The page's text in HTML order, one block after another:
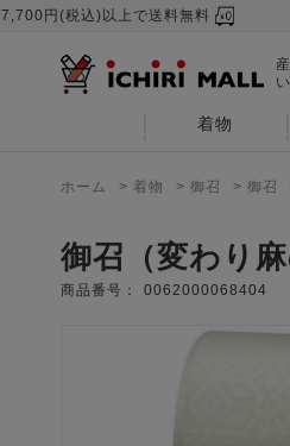
7,700円(税込)以上で送料無料
着物
ホーム > 着物 > 御召 > 御召
御召（変わり麻
商品番号： 0062000068404